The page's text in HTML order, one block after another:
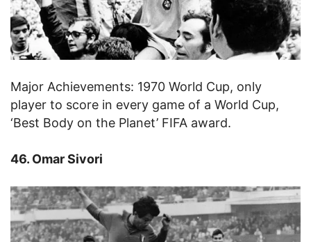
Major Achievements: 1970 World Cup, only
player to score in every game of a World Cup,
‘Best Body on the Planet’ FIFA award.
46. Omar Sivori